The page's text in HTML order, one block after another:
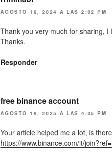
e
a
b
e
e
n
a
v
n
a
n
u
v
a
)
S
e
a
r
e
n
a
a
n
a
n
e
v
a
)
AGOSTO 19, 2024 A LAS 2:02 PM
Thank you very much for sharing,
Thanks.
Responder
free binance account
AGOSTO 19, 2025 A LAS 4:35 PM
Your article helped me a lot, is
https://www.binance.com/it/